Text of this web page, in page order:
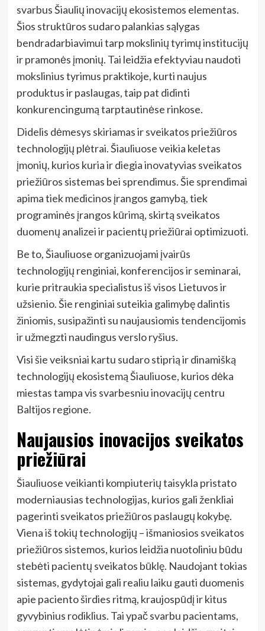
svarbus Šiaulių inovacijų ekosistemos elementas.
Šios struktūros sudaro palankias sąlygas
bendradarbiavimui tarp mokslinių tyrimų institucijų
ir pramonės įmonių. Tai leidžia efektyviau naudoti
mokslinius tyrimus praktikoje, kurti naujus
produktus ir paslaugas, taip pat didinti
konkurencingumą tarptautinėse rinkose.
Didelis dėmesys skiriamas ir sveikatos priežiūros
technologijų plėtrai. Šiauliuose veikia keletas
įmonių, kurios kuria ir diegia inovatyvias sveikatos
priežiūros sistemas bei sprendimus. Šie sprendimai
apima tiek medicinos įrangos gamybą, tiek
programinės įrangos kūrimą, skirtą sveikatos
duomenų analizei ir pacientų priežiūrai optimizuoti.
Be to, Šiauliuose organizuojami įvairūs
technologijų renginiai, konferencijos ir seminarai,
kurie pritraukia specialistus iš visos Lietuvos ir
užsienio. Šie renginiai suteikia galimybę dalintis
žiniomis, susipažinti su naujausiomis tendencijomis
ir užmegzti naudingus verslo ryšius.
Visi šie veiksniai kartu sudaro stiprią ir dinamišką
technologijų ekosistemą Šiauliuose, kurios dėka
miestas tampa vis svarbesniu inovacijų centru
Baltijos regione.
Naujausios inovacijos sveikatos
priežiūrai
Šiauliuose veikianti kompiuterių taisykla pristato
moderniausias technologijas, kurios gali ženkliai
pagerinti sveikatos priežiūros paslaugų kokybę.
Viena iš tokių technologijų – išmaniosios sveikatos
priežiūros sistemos, kurios leidžia nuotoliniu būdu
stebėti pacientų sveikatos būklę. Naudojant tokias
sistemas, gydytojai gali realiu laiku gauti duomenis
apie paciento širdies ritmą, kraujospūdį ir kitus
gyvybinius rodiklius. Tai ypač svarbu pacientams,